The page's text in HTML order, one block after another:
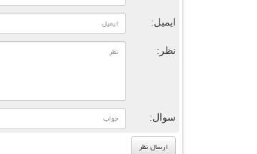
ایمیل:
نظر:
سوال: